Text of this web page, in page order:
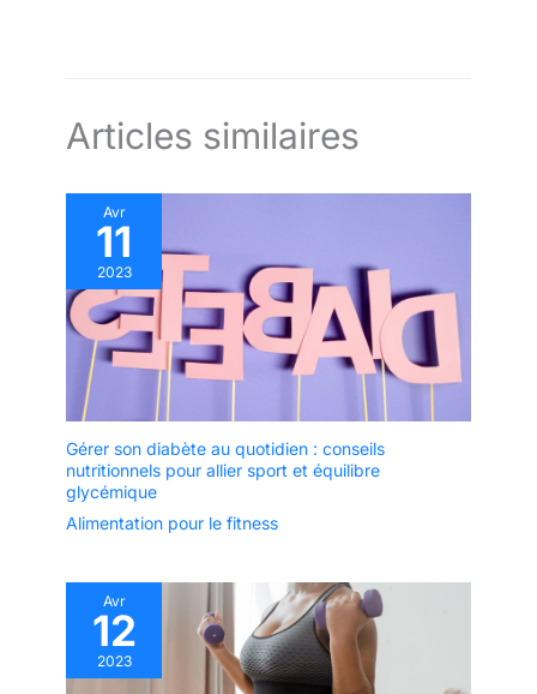
Articles similaires
Avr
11
2023
Gérer son diabète au quotidien : conseils
nutritionnels pour allier sport et équilibre
glycémique
Alimentation pour le fitness
Avr
12
2023